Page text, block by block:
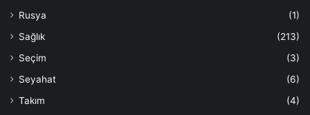
Rusya
(1)
Sağlık
(213)
Seçim
(3)
Seyahat
(6)
Takım
(4)